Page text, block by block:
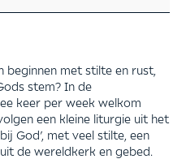
met stilte en rust,
stem? In de
keer per week welkom
een kleine liturgie uit het
God’, met veel stilte, een
de wereldkerk en gebed.